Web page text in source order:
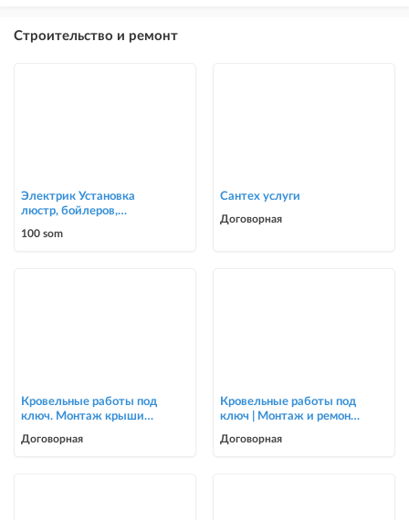
Строительство и ремонт
Электрик Установка
люстр, бойлеров,
0700303090
100 som
Сантех услуги
Договорная
Кровельные работы под
ключ. Монтаж крыши
коттеджей
Договорная
Кровельные работы под
ключ | Монтаж и ремонт
Договорная